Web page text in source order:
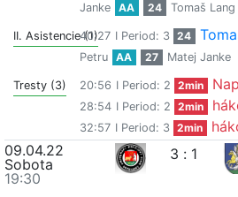
Janke
AA 24 Tomaš Lang
II. Asistencie (1)
40:27 I Period: 3 24
Petru
AA 27 Matej Janke
Tresty (3) 20:56 I Period: 2 2min
28:54 I Period: 2 2min
32:57 I Period: 3 2min
09.04.22
Sobota
19:30
3 : 1